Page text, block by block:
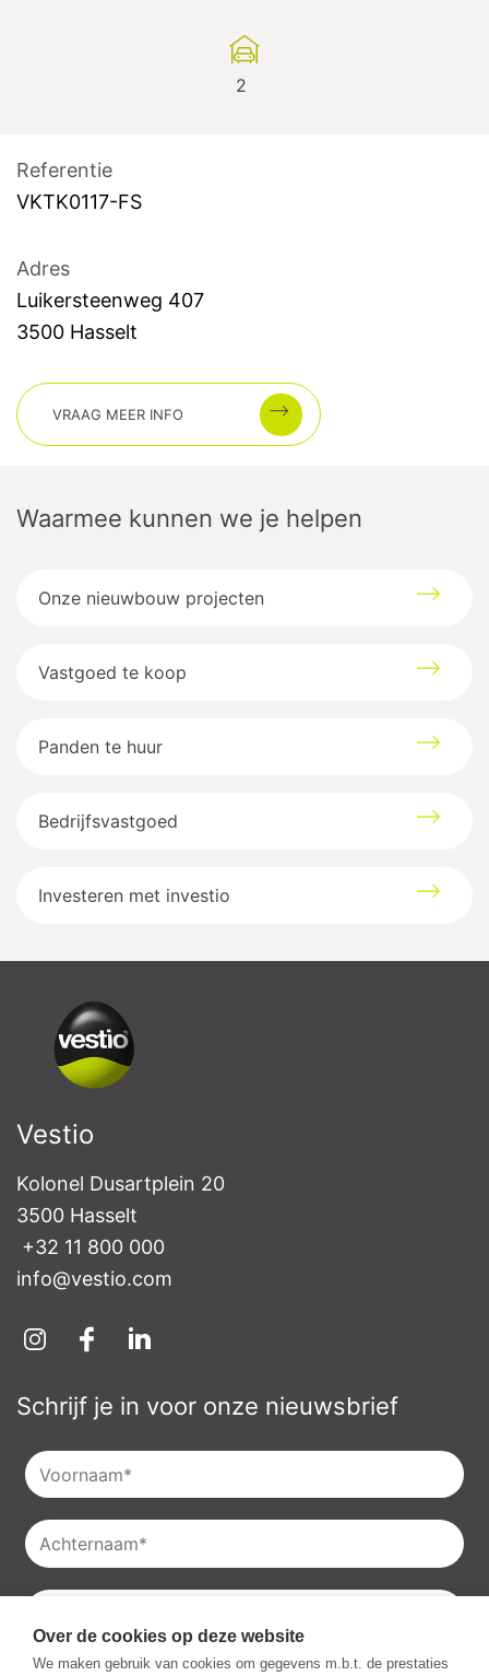
2
Referentie
VKTK0117-FS
Adres
Luikersteenweg 407
3500 Hasselt
VRAAG MEER INFO
Waarmee kunnen we je helpen
Onze nieuwbouw projecten
Vastgoed te koop
Panden te huur
Bedrijfsvastgoed
Investeren met investio
Vestio
Kolonel Dusartplein 20
3500 Hasselt
+32 11 800 000
info@vestio.com
Schrijf je in voor onze nieuwsbrief
Je kan onzeprivacyverklaringraadplegen en je kan je ook
Over de cookies op deze website
We maken gebruik van cookies om gegevens m.b.t. de prestaties